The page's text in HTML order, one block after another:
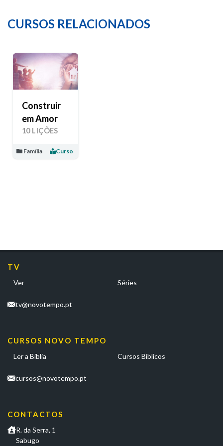
CURSOS RELACIONADOS
Construir
em Amor
10 LIÇÕES
Família Curso
TV
Ver Séries
tv@novotempo.pt
CURSOS NOVO TEMPO
Ler a Bíblia Cursos Bíblicos
cursos@novotempo.pt
CONTACTOS
R. da Serra, 1
Sabugo